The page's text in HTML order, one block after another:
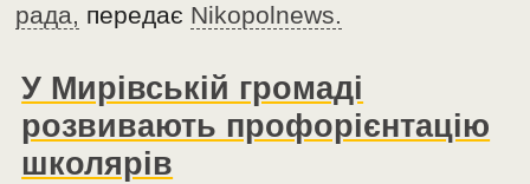
рада, передає Nikopolnews.
У Мирівській громаді
розвивають профорієнтацію
школярів